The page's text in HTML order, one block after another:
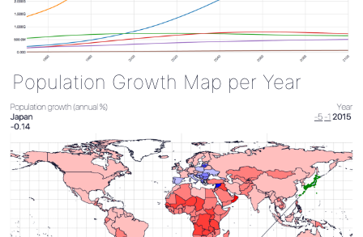
Population Growth Map per Year